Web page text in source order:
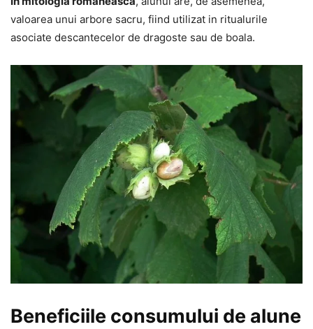
valoarea unui arbore sacru, fiind utilizat in ritualurile
asociate descantecelor de dragoste sau de boala.
Beneficiile consumului de alune